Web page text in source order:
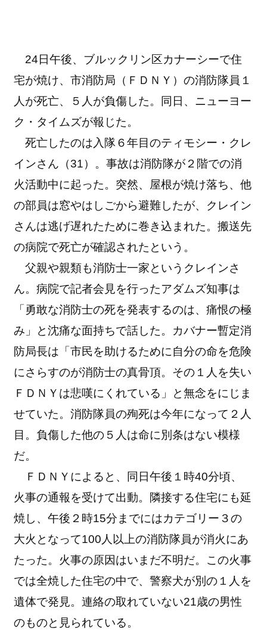
24日午後、ブルックリン区カナーシーで住
宅が焼け、市消防局（ＦＤＮＹ）の消防隊員１
人が死亡、５人が負傷した。同日、ニューヨー
ク・タイムズが報じた。
死亡したのは入隊６年目のティモシー・クレ
インさん（31）。事故は消防隊が２階での消
火活動中に起った。突然、屋根が焼け落ち、他
の部員は窓やはしごから避難したが、クレイン
さんは逃げ遅れたために巻き込まれた。搬送先
の病院で死亡が確認されたという。
父親や親類も消防士一家というクレインさ
ん。病院で記者会見を行ったアダムズ知事は
「勇敢な消防士の死を発表するのは、痛恨の極
み」と沈痛な面持ちで話した。カバナー暫定消
防局長は「市民を助けるために自分の命を危険
にさらすのが消防士の真骨頂。その１人を失い
ＦＤＮＹは悲嘆にくれている」と無念をにじま
せていた。消防隊員の殉死は今年になって２人
目。負傷した他の５人は命に別条はない模様
だ。
ＦＤＮＹによると、同日午後１時40分頃、
火事の通報を受けて出動。隣接する住宅にも延
焼し、午後２時15分までにはカテゴリー３の
大火となって100人以上の消防隊員が消火にあ
たった。火事の原因はいまだ不明だ。この火事
では全焼した住宅の中で、警察犬が別の１人を
遺体で発見。連絡の取れていない21歳の男性
のものと見られている。